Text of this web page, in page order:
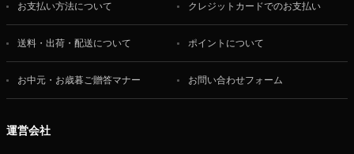
お支払い方法について クレジットカードでのお支払い
送料・出荷・配送について ポイントについて
お中元・お歳暮ご贈答マナー お問い合わせフォーム
運営会社